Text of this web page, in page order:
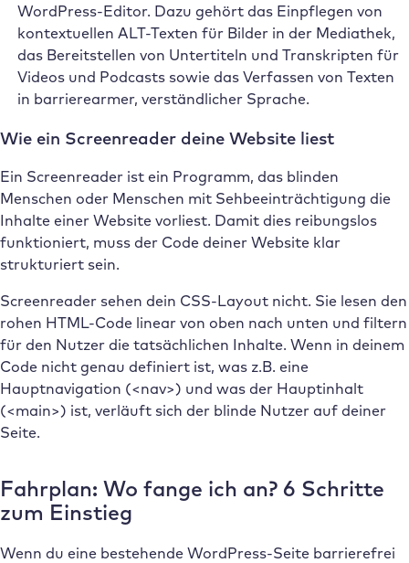
WordPress-Editor. Dazu gehört das Einpflegen von
kontextuellen ALT-Texten für Bilder in der Mediathek,
das Bereitstellen von Untertiteln und Transkripten für
Videos und Podcasts sowie das Verfassen von Texten
in barrierearmer, verständlicher Sprache.
Wie ein Screenreader deine Website liest
Ein Screenreader ist ein Programm, das blinden
Menschen oder Menschen mit Sehbeeinträchtigung die
Inhalte einer Website vorliest. Damit dies reibungslos
funktioniert, muss der Code deiner Website klar
strukturiert sein.
Screenreader sehen dein CSS-Layout nicht. Sie lesen den
rohen HTML-Code linear von oben nach unten und filtern
für den Nutzer die tatsächlichen Inhalte. Wenn in deinem
Code nicht genau definiert ist, was z.B. eine
Hauptnavigation (<nav>) und was der Hauptinhalt
(<main>) ist, verläuft sich der blinde Nutzer auf deiner
Seite.
Fahrplan: Wo fange ich an? 6 Schritte
zum Einstieg
Wenn du eine bestehende WordPress-Seite barrierefrei